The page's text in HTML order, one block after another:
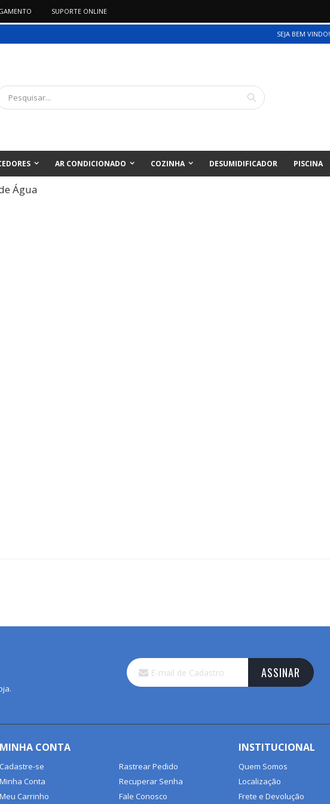
SUPORTE ONLINE
SEJA BEM VINDO!
AR CONDICIONADO COZINHA DESUMIDIFICADOR PISCINA
Água
Inscreva-
se
na
ASSINAR
MINHA CONTA
Cadastre-se
Minha Conta
Meu Carrinho
Rastrear Pedido
Recuperar Senha
Fale Conosco
INSTITUCIONAL
Quem Somos
Localização
Frete e Devolução